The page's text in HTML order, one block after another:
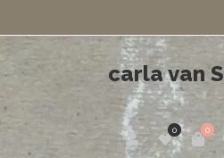
carla van
0
0